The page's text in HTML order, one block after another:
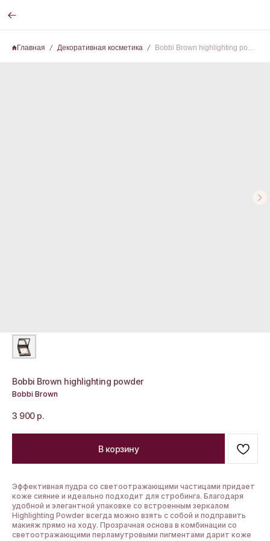
Главная Декоративная косметика Bobbi Brown highlighting powder
Bobbi Brown highlighting powder
Bobbi Brown
3 900 р.
В корзину
Эффективная пудра со светоотражающими частицами придает
коже сияние и идеально подходит для стробинга. Благодаря
удобной и элегантной упаковке со встроенным зеркалом
Highlighting Powder всегда можно взять с собой и подправить
макияж прямо на ходу. Прозрачная основа в комбинации со
светоотражающими перламутровыми пигментами дарит коже